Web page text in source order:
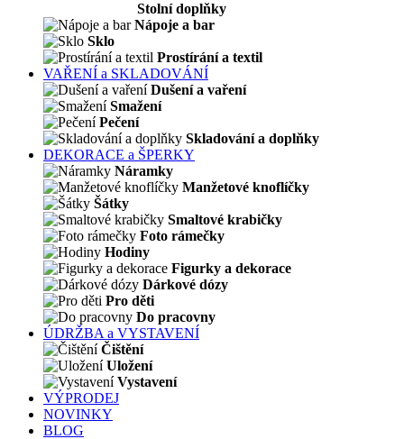
Stolní doplňky
Nápoje a bar
Sklo
Prostírání a textil
VAŘENÍ a SKLADOVÁNÍ
Dušení a vaření
Smažení
Pečení
Skladování a doplňky
DEKORACE a ŠPERKY
Náramky
Manžetové knoflíčky
Šátky
Smaltové krabičky
Foto rámečky
Hodiny
Figurky a dekorace
Dárkové dózy
Pro děti
Do pracovny
ÚDRŽBA a VYSTAVENÍ
Čištění
Uložení
Vystavení
VÝPRODEJ
NOVINKY
BLOG